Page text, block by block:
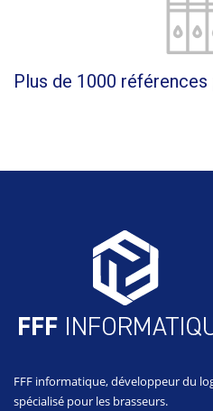
Plus de 1000
FFF informatique, développeur du
spécialisé pour les brasseurs.